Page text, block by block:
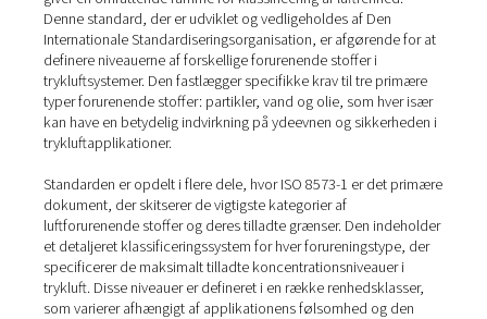
Hvad er ISO 8573-1?
ISO 8573-1 er en kritisk standard inden for
giver en omfattende ramme for klassificering af
Denne standard, der er udviklet og vedligeholdes af
Internationale Standardiseringsorganisation, er
definere niveauerne af forskellige forurenende stoffer i
trykluftsystemer. Den fastlægger specifikke krav til tre
typer forurenende stoffer: partikler, vand og olie, som
kan have en betydelig indvirkning på ydeevnen og